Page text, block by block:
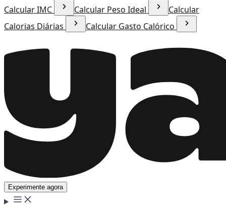
Calcular IMC Calcular Peso Ideal
Calcular
Calorias Diárias
Calcular Gasto Calórico
Experimente agora